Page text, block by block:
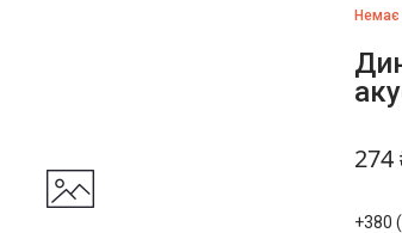
Немає
274
+380